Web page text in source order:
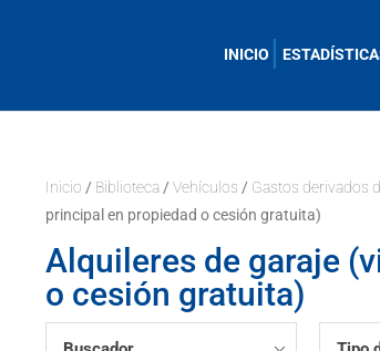
INICIO
Inicio / Biblioteca /Vehículos / Gastos derivados
principal en propiedad o cesión gratuita)
Alquileres de garaje
o cesión gratuita)